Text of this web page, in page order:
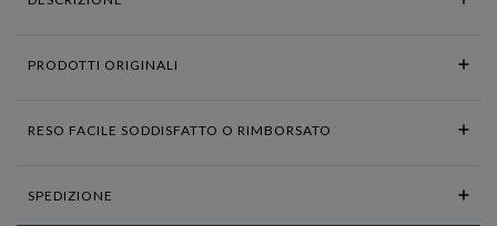
PRODOTTI ORIGINALI
RESO FACILE SODDISFATTO O RIMBORSATO
SPEDIZIONE